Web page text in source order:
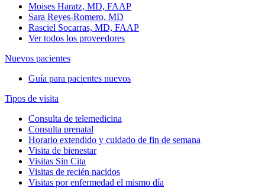
Moises Haratz, MD, FAAP
Sara Reyes-Romero, MD
Rasciel Socarras, MD, FAAP
Ver todos los proveedores
Nuevos pacientes
Guía para pacientes nuevos
Tipos de visita
Consulta de telemedicina
Consulta prenatal
Horario extendido y cuidado de fin de semana
Visita de bienestar
Visitas Sin Cita
Visitas de recién nacidos
Visitas por enfermedad el mismo día